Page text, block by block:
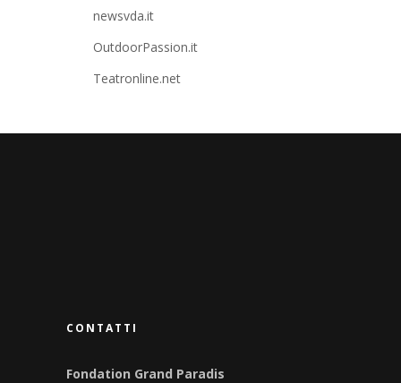
newsvda.it
OutdoorPassion.it
Teatronline.net
CONTATTI
Fondation Grand Paradis